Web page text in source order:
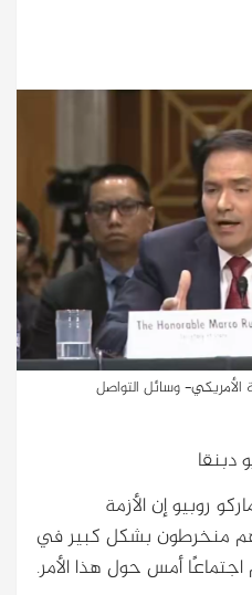
الأمريكي- وسائل التواصل
روبيو إن الأزمة
منخرطون بشكل كبير في
أمس حول هذا الأمر.